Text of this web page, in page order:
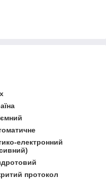
електронний
протокол